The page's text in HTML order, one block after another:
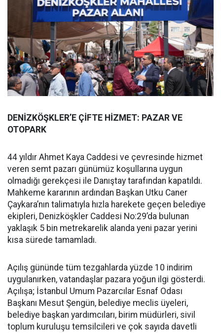
DENİZKÖŞKLER’E ÇİFTE HİZMET: PAZAR VE
OTOPARK
44 yıldır Ahmet Kaya Caddesi ve çevresinde hizmet
veren semt pazarı günümüz koşullarına uygun
olmadığı gerekçesi ile Danıştay tarafından kapatıldı.
Mahkeme kararının ardından Başkan Utku Caner
Çaykara’nın talimatıyla hızla harekete geçen belediye
ekipleri, Denizköşkler Caddesi No:29’da bulunan
yaklaşık 5 bin metrekarelik alanda yeni pazar yerini
kısa sürede tamamladı.
Açılış gününde tüm tezgahlarda yüzde 10 indirim
uygulanırken, vatandaşlar pazara yoğun ilgi gösterdi.
Açılışa; İstanbul Umum Pazarcılar Esnaf Odası
Başkanı Mesut Şengün, belediye meclis üyeleri,
belediye başkan yardımcıları, birim müdürleri, sivil
toplum kuruluşu temsilcileri ve çok sayıda davetli